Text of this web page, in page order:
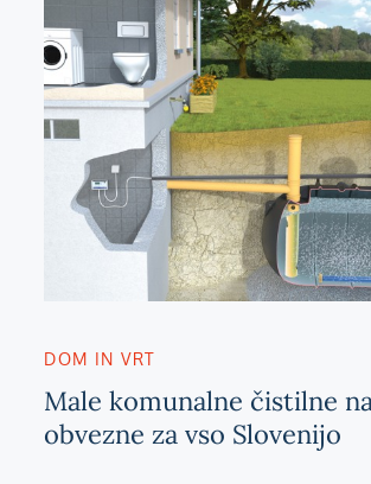
DOM IN VRT
Male komunalne čistilne
obvezne za vso Slovenijo